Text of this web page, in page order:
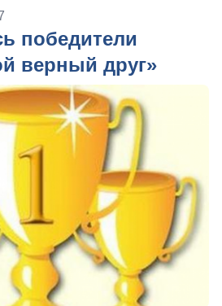
победители
верный друг»